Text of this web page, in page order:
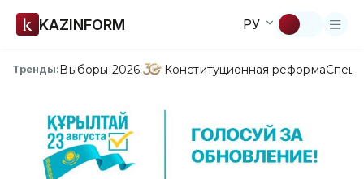
KAZINFORM РУ
Тренды:Выборы-2026 Конституционная реформа